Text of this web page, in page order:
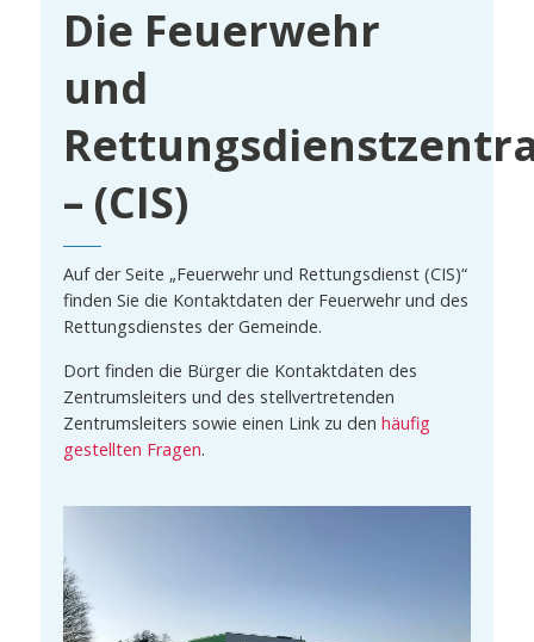
Die Feuerwehr
und
– (CIS)
Auf der Seite „Feuerwehr und Rettungsdienst (CIS)“
finden Sie die Kontaktdaten der Feuerwehr und des
Rettungsdienstes der Gemeinde.
Dort finden die Bürger die Kontaktdaten des
Zentrumsleiters und des stellvertretenden
Zentrumsleiters sowie einen Link zu denhäufig
gestellten Fragen.